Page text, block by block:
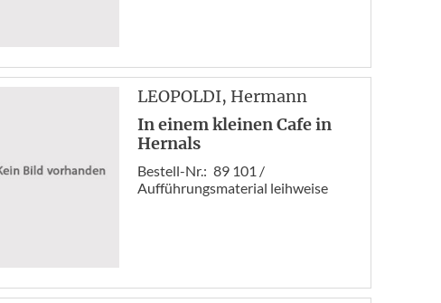
LEOPOLDI, Hermann
In einem kleinen Cafe in
Hernals
Bestell-Nr.: 89 101 /
Aufführungsmaterial leihweise